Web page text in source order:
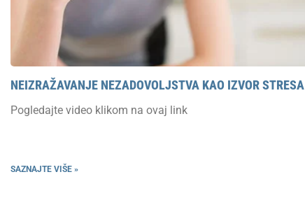
NEIZRAŽAVANJE NEZADOVOLJSTVA KAO IZVOR STRESA
Pogledajte video klikom na ovaj link
SAZNAJTE VIŠE »